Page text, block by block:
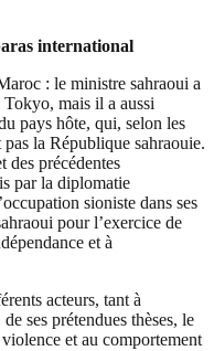
international
: le ministre sahraoui a
mais il a aussi
pays hôte, qui, selon les
la République sahraouie.
des précédentes
par la diplomatie
sioniste dans ses
pour l’exercice de
et à
acteurs, tant à
ses prétendues thèses, le
et au comportement